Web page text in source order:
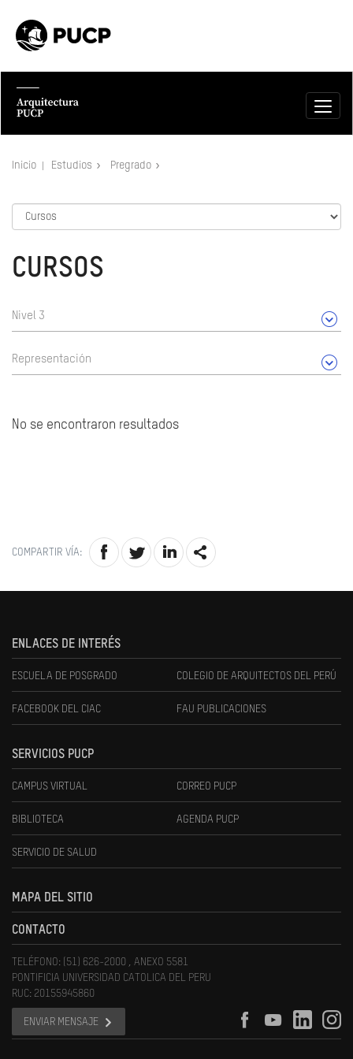
Inicio Estudios Pregrado
CURSOS
Nivel 3
Representación
No se encontraron resultados
COMPARTIR VÍA:
ENLACES DE INTERÉS
ESCUELA DE POSGRADO COLEGIO DE ARQUITECTOS DEL PERÚ
FACEBOOK DEL CIAC FAU PUBLICACIONES
SERVICIOS PUCP
CAMPUS VIRTUAL CORREO PUCP
BIBLIOTECA AGENDA PUCP
SERVICIO DE SALUD
MAPA DEL SITIO
CONTACTO
TELÉFONO: (51) 626-2000 , ANEXO 5581
PONTIFICIA UNIVERSIDAD CATOLICA DEL PERU
RUC: 20155945860
ENVIAR MENSAJE